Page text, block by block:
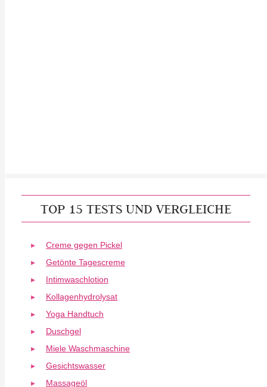
TOP 15 TESTS UND VERGLEICHE
Creme gegen Pickel
Getönte Tagescreme
Intimwaschlotion
Kollagenhydrolysat
Yoga Handtuch
Duschgel
Miele Waschmaschine
Gesichtswasser
Massageöl